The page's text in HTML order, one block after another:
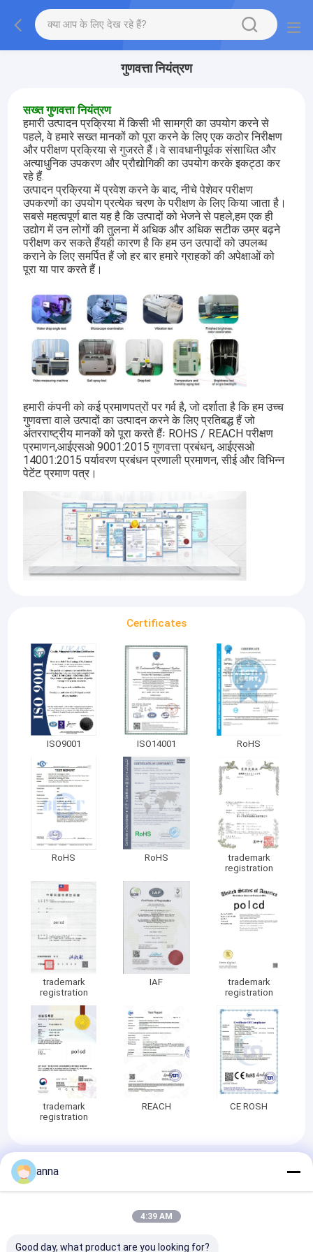
गुणवत्ता नियंत्रण
सख्त गुणवत्ता नियंत्रण
हमारी उत्पादन प्रक्रिया में किसी भी सामग्री का उपयोग करने से
पहले, वे हमारे सख्त मानकों को पूरा करने के लिए एक कठोर निरीक्षण
और परीक्षण प्रक्रिया से गुजरते हैं।वे सावधानीपूर्वक संसाधित और
अत्याधुनिक उपकरण और प्रौद्योगिकी का उपयोग करके इकट्ठा कर
रहे हैं.
उत्पादन प्रक्रिया में प्रवेश करने के बाद, नीचे पेशेवर परीक्षण
उपकरणों का उपयोग प्रत्येक चरण के परीक्षण के लिए किया जाता है।
सबसे महत्वपूर्ण बात यह है कि उत्पादों को भेजने से पहले,हम एक ही
उद्योग में उन लोगों की तुलना में अधिक और अधिक सटीक उम्र बढ़ने
परीक्षण कर सकते हैंयही कारण है कि हम उन उत्पादों को उपलब्ध
कराने के लिए समर्पित हैं जो हर बार हमारे ग्राहकों की अपेक्षाओं को
पूरा या पार करते हैं।
हमारी कंपनी को कई प्रमाणपत्रों पर गर्व है, जो दर्शाता है कि हम उच्च
गुणवत्ता वाले उत्पादों का उत्पादन करने के लिए प्रतिबद्ध हैं जो
अंतरराष्ट्रीय मानकों को पूरा करते हैंः ROHS / REACH परीक्षण
प्रमाणन,आईएसओ 9001:2015 गुणवत्ता प्रबंधन, आईएसओ
14001:2015 पर्यावरण प्रबंधन प्रणाली प्रमाणन, सीई और विभिन्न
पेटेंट प्रमाण पत्र।
Certificates
ISO9001 ISO14001 RoHS
RoHS RoHS
trademark
registration
trademark
registration
IAF
trademark
registration
trademark
registration
REACH CE ROSH
साइटमैप
गोपनीयता नीति
चीन का कारखाना.Copyright © 2026 Shenzhen
P&O Technology Co., Ltd. All Rights Reserved.
anna
4:39 AM
Good day, what product are you looking for?